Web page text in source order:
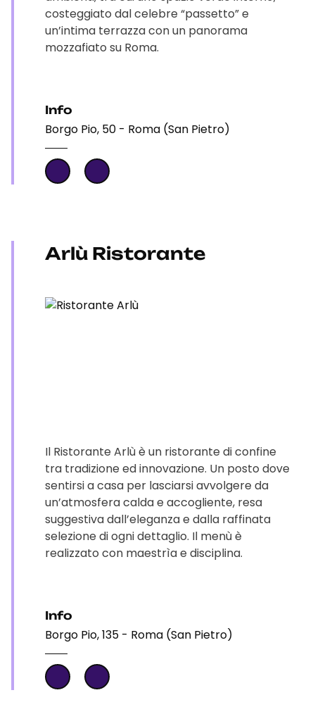
costeggiato dal celebre “passetto” e
un’intima terrazza con un panorama
mozzafiato su Roma.
Info
Borgo Pio, 50 - Roma (San Pietro)
Arlù Ristorante
Il Ristorante Arlù è un ristorante di confine
tra tradizione ed innovazione. Un posto dove
sentirsi a casa per lasciarsi avvolgere da
un’atmosfera calda e accogliente, resa
suggestiva dall’eleganza e dalla raffinata
selezione di ogni dettaglio. Il menù è
realizzato con maestrìa e disciplina.
Info
Borgo Pio, 135 - Roma (San Pietro)